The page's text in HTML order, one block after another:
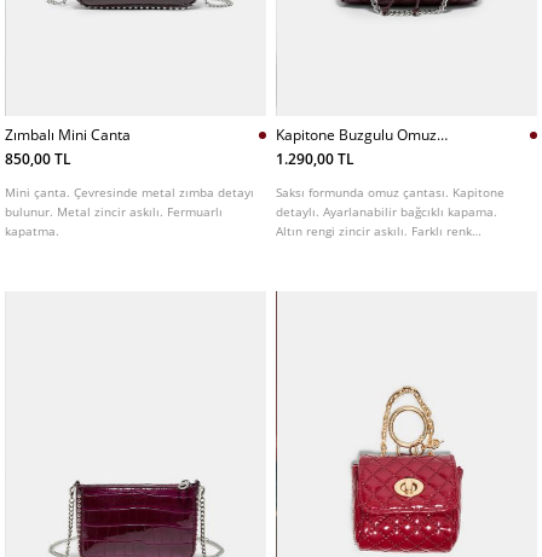
Zımbalı Mini Canta
850,00 TL
Mini çanta. Çevresinde metal zımba detayı
bulunur. Metal zincir askılı. Fermuarlı
kapatma.
Kapitone Buzgulu Omuz
Cantası
1.290,00 TL
Saksı formunda omuz çantası. Kapitone
detaylı. Ayarlanabilir bağcıklı kapama.
Altın rengi zincir askılı. Farklı renk